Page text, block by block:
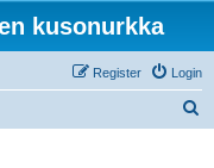
kusonurkka
Login
Register